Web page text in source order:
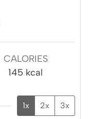
CALORIES
145 kcal
1x 2x 3x